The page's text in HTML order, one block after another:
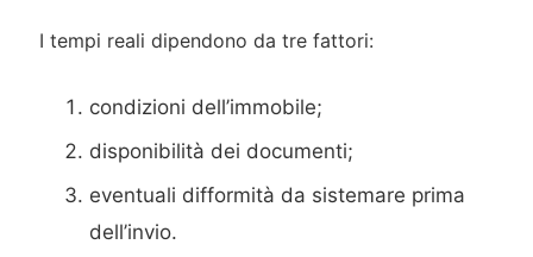
I tempi reali dipendono da tre fattori:
condizioni dell’immobile;
disponibilità dei documenti;
eventuali difformità da sistemare prima
dell’invio.